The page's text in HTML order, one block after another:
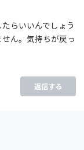
らいいんでしょう
ん。気持ちが戻っ
返信する